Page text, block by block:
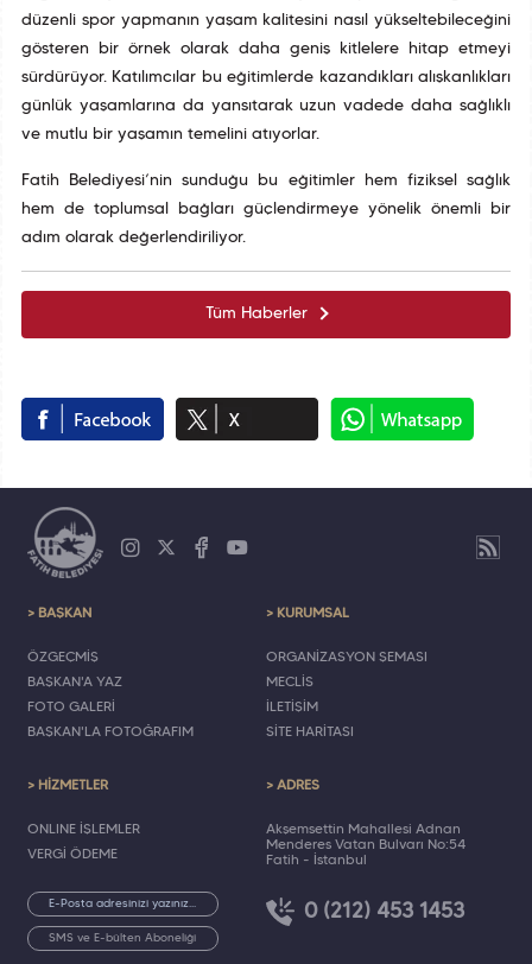
düzenli spor yapmanın yaşam kalitesini nasıl yükseltebileceğini
gösteren bir örnek olarak daha geniş kitlelere hitap etmeyi
sürdürüyor. Katılımcılar bu eğitimlerde kazandıkları alışkanlıkları
günlük yaşamlarına da yansıtarak uzun vadede daha sağlıklı
ve mutlu bir yaşamın temelini atıyorlar.
Fatih Belediyesi’nin sunduğu bu eğitimler hem fiziksel sağlık
hem de toplumsal bağları güçlendirmeye yönelik önemli bir
adım olarak değerlendiriliyor.
Tüm Haberler
> BAŞKAN
ÖZGEÇMİŞ
BAŞKAN'A YAZ
FOTO GALERİ
BAŞKAN'LA FOTOĞRAFIM
> KURUMSAL
ORGANİZASYON ŞEMASI
MECLİS
İLETİŞİM
SİTE HARİTASI
> HİZMETLER
ONLINE İŞLEMLER
VERGİ ÖDEME
SMS ve E-bülten Aboneliği
> ADRES
Akşemsettin Mahallesi Adnan
Menderes Vatan Bulvarı No:54
Fatih - İstanbul
0 (212) 453 1453